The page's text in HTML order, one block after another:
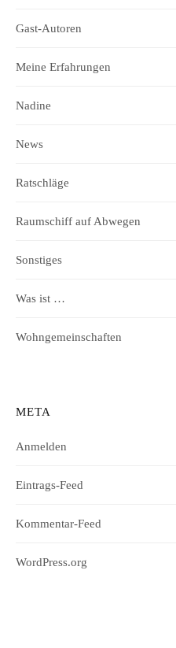
Gast-Autoren
Meine Erfahrungen
Nadine
News
Ratschläge
Raumschiff auf Abwegen
Sonstiges
Was ist …
Wohngemeinschaften
META
Anmelden
Eintrags-Feed
Kommentar-Feed
WordPress.org